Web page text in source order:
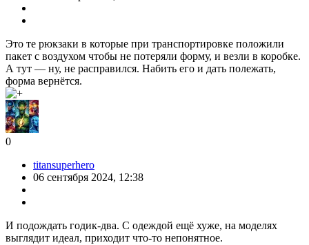
Это те рюкзаки в которые при транспортировке положили
пакет с воздухом чтобы не потеряли форму, и везли в коробке.
А тут — ну, не расправился. Набить его и дать полежать,
форма вернётся.
0
titansuperhero
06 сентября 2024, 12:38
И подождать годик-два. С одеждой ещё хуже, на моделях
выглядит идеал, приходит что-то непонятное.